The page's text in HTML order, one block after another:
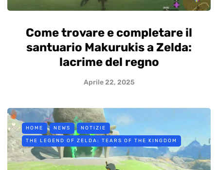
Come trovare e completare il
santuario Makurukis a Zelda:
lacrime del regno
Aprile 22, 2025
HOME NEWS NOTIZIE
THE LEGEND OF ZELDA: TEARS OF THE KINGDOM